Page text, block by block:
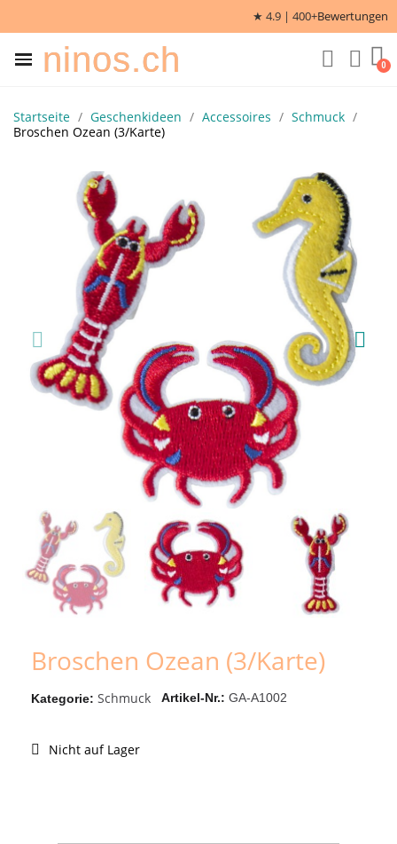
★ 4.9 | 400+Bewertungen
ninos.ch
Startseite Geschenkideen Accessoires
Schmuck
Broschen Ozean (3/Karte)
Broschen Ozean (3/Karte)
Kategorie Schmuck Artikel-Nr. GA-A1002
Nicht auf Lager